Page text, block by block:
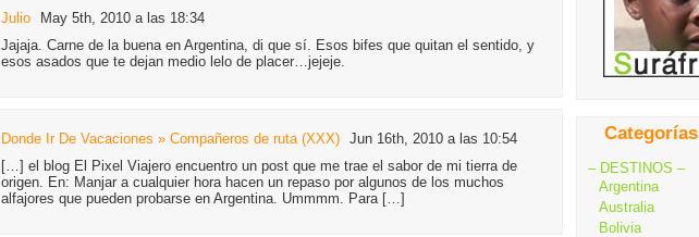
Julio
May 5th, 2010 a las 18:34
Jajaja. Carne de la buena en Argentina, di que sí. Esos bifes que quitan el sentido, y
esos asados que te dejan medio lelo de placer…jejeje.
Donde Ir De Vacaciones » Compañeros de ruta (XXX) Jun 16th, 2010 a las 10:54
[…] el blog El Pixel Viajero encuentro un post que me trae el sabor de mi tierra de
origen. En: Manjar a cualquier hora hacen un repaso por algunos de los muchos
alfajores que pueden probarse en Argentina. Ummmm. Para […]
Categorías
– DESTINOS –
Argentina
Australia
Bolivia